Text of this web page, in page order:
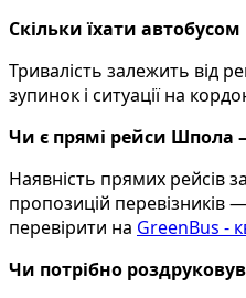
Скільки їхати
Тривалість залежить від
зупинок і ситуації на
Чи є прямі рейси Шпола
Наявність прямих рейсів
пропозицій перевізників
перевірити на GreenBus -
Чи потрібно